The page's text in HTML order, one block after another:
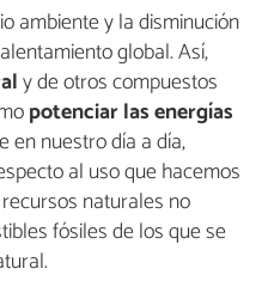
ambiente y la disminución
global. Así,
y de otros compuestos
potenciar las energías
en nuestro día a día,
al uso que hacemos
naturales no
fósiles de los que se